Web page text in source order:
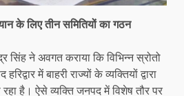
के लिए तीन समितियों का गठन
सिंह ने अवगत कराया कि विभिन्न स्रोतो
में बाहरी राज्यों के व्यक्तियों द्वारा
है। ऐसे व्यक्ति जनपद में विशेष तौर पर